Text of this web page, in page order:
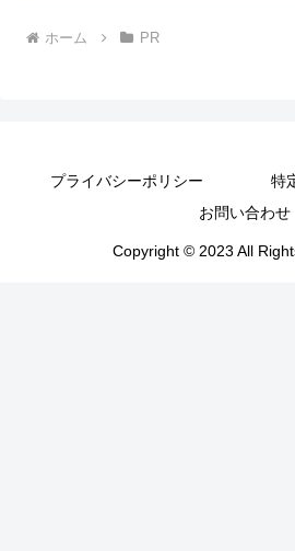
ホーム PR
プライバシーポリシー
特
お問い合わせ
Copyright © 2023 All